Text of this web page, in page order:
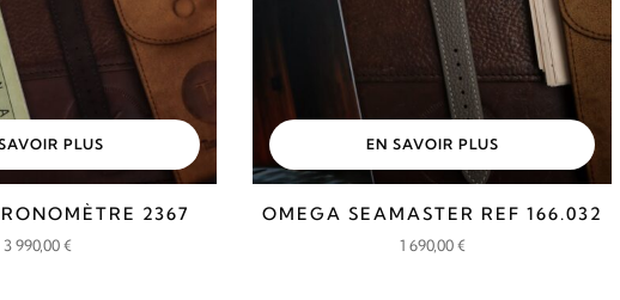
PLUS
2367
3 990,00€
EN SAVOIR PLUS
OMEGA SEAMASTER REF 166.032
1 690,00€